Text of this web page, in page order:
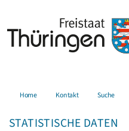
Home Kontakt Suche
STATISTISCHE DATEN